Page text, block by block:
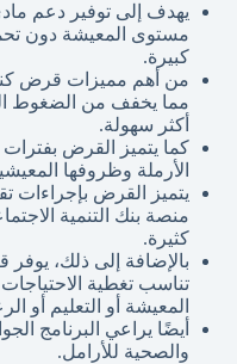
يهدف إلى توفير دعم
مستوى المعيشة دون
كبيرة.
من أهم مميزات قرض كنف
مما يخفف من الضغوط
أكثر سهولة.
كما يتميز القرض
الأرملة وظروفها
يتميز القرض بإجراءات
منصة بنك التنمية
كثيرة.
بالإضافة إلى ذلك،
تناسب تغطية
المعيشة أو التعليم أو
أيضًا يراعي البرنامج
والصحية للأرامل.